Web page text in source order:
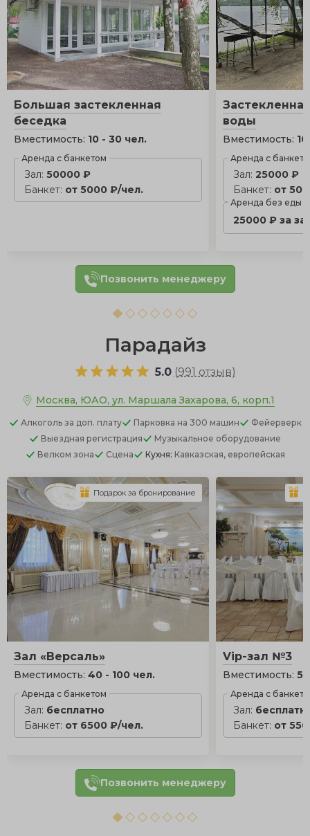
Большая застекленная
беседка
Вместимость: 10 - 30 чел.
Аренда с банкетом
Зал: 50000 ₽
Банкет: от 5000 ₽/чел.
воды
Вместимость:
Аренда с
Зал:25000 ₽
Банкет: от
Аренда без еды
25000 ₽ за
Позвонить менеджеру
Парадайз
5.0 (991 отзыв)
Москва, ЮАО, ул. Маршала Захарова, 6, корп.1
Алкоголь за доп. плату Парковка на 300 машин
Фейерверк
Выездная регистрация
Музыкальное оборудование
Велком зона
Сцена Кухня: Кавказская, европейская
Зал «Версаль»
Вместимость: 40 - 100 чел.
Аренда с банкетом
Зал: бесплатно
Банкет: от 6500 ₽/чел.
Подарок за бронирование
Vip-зал №3
Вместимость:5
Аренда с
Зал:
Банкет: от
Позвонить менеджеру